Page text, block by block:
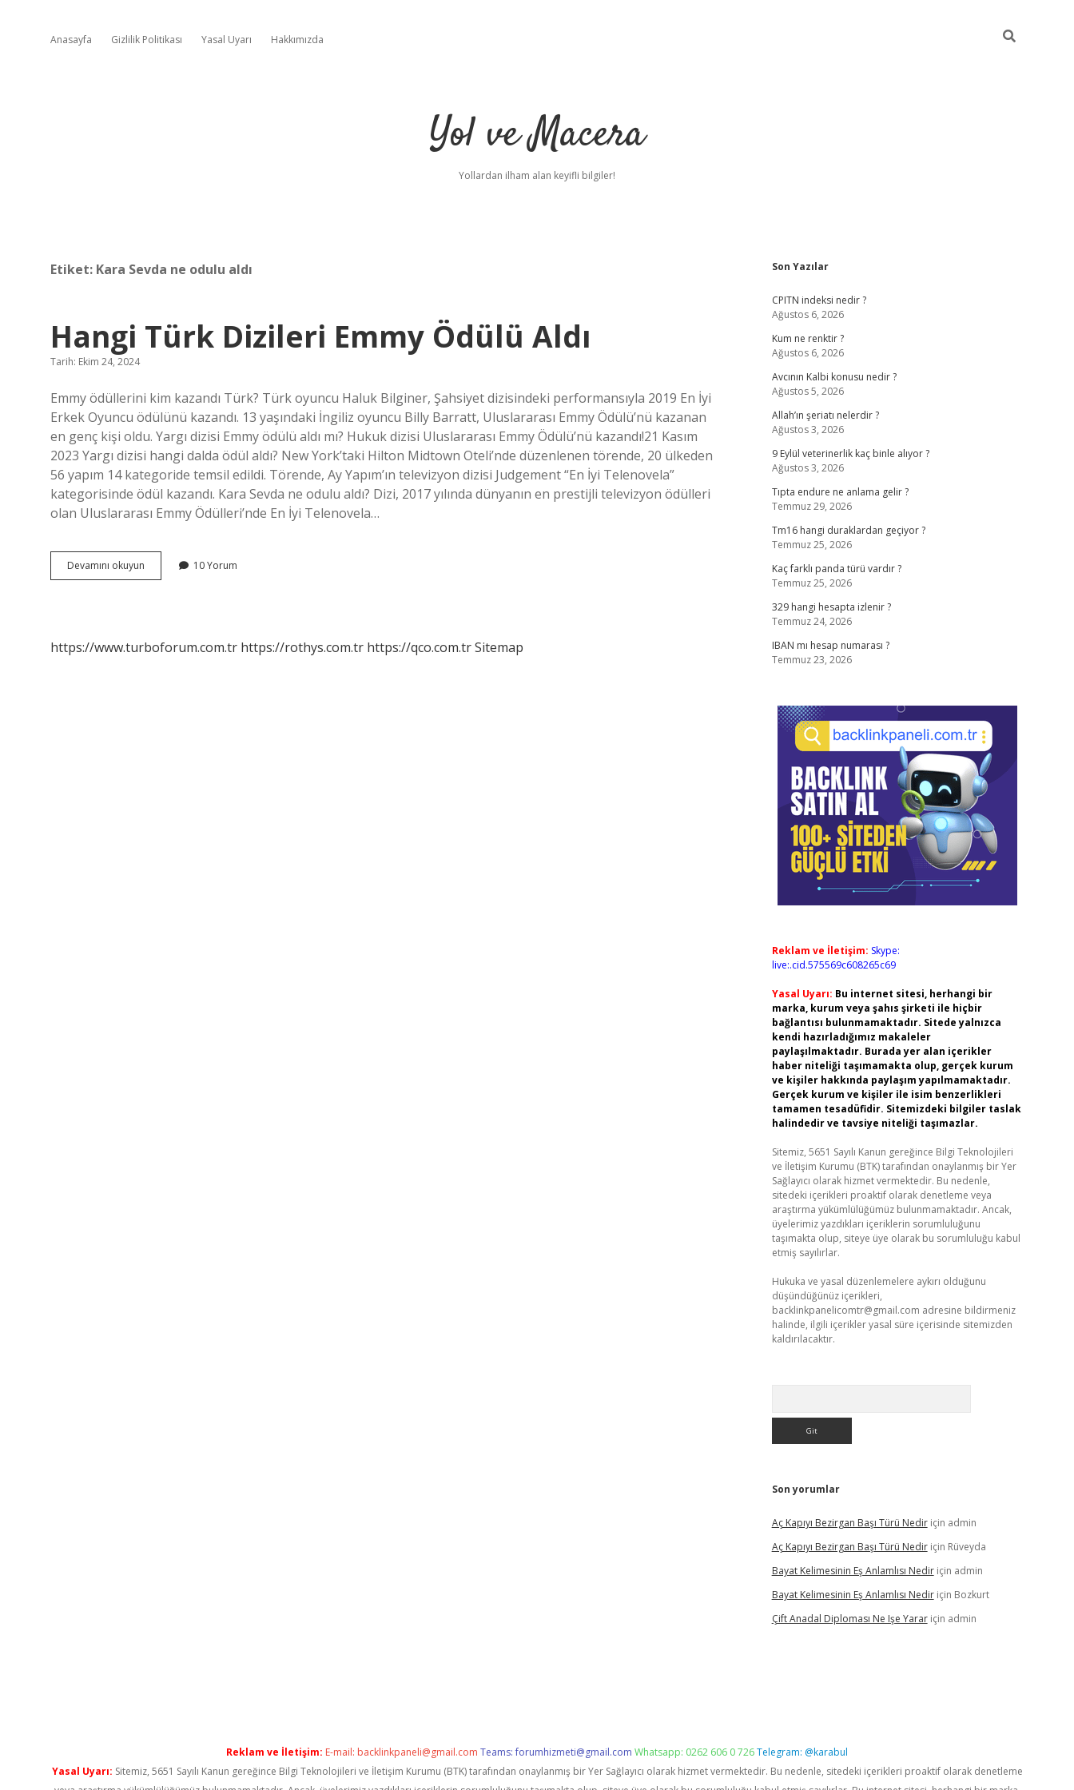
Anasayfa Gizlilik Politikası Yasal Uyarı Hakkımızda
Yol ve Macera
Yollardan ilham alan keyifli bilgiler!
Etiket: Kara Sevda ne odulu aldı
Hangi Türk Dizileri Emmy Ödülü Aldı
Tarih: Ekim 24, 2024
Emmy ödüllerini kim kazandı Türk? Türk oyuncu Haluk Bilginer, Şahsiyet dizisindeki performansıyla 2019 En İyi
Erkek Oyuncu ödülünü kazandı. 13 yaşındaki İngiliz oyuncu Billy Barratt, Uluslararası Emmy Ödülü’nü kazanan
en genç kişi oldu. Yargı dizisi Emmy ödülü aldı mı? Hukuk dizisi Uluslararası Emmy Ödülü’nü kazandı!21 Kasım
2023 Yargı dizisi hangi dalda ödül aldı? New York’taki Hilton Midtown Oteli’nde düzenlenen törende, 20 ülkeden
56 yapım 14 kategoride temsil edildi. Törende, Ay Yapım’ın televizyon dizisi Judgement “En İyi Telenovela”
kategorisinde ödül kazandı. Kara Sevda ne odulu aldı? Dizi, 2017 yılında dünyanın en prestijli televizyon ödülleri
olan Uluslararası Emmy Ödülleri’nde En İyi Telenovela…
Devamını okuyun
Türk
10 Yorum
https://www.turboforum.com.tr https://rothys.com.tr https://qco.com.trSitemap
Sidebar
Son Yazılar
CPITN indeksi nedir ?
Ağustos 6, 2026
Kum ne renktir ?
Ağustos 6, 2026
Avcının Kalbi konusu nedir ?
Ağustos 5, 2026
Allah’ın şeriatı nelerdir ?
Ağustos 3, 2026
9 Eylül veterinerlik kaç binle alıyor ?
Ağustos 3, 2026
Tıpta endure ne anlama gelir ?
Temmuz 29, 2026
Tm16 hangi duraklardan geçiyor ?
Temmuz 25, 2026
Kaç farklı panda türü vardır ?
Temmuz 25, 2026
329 hangi hesapta izlenir ?
Temmuz 24, 2026
IBAN mı hesap numarası ?
Temmuz 23, 2026
Reklam ve İletişim: Skype:
live:.cid.575569c608265c69
Yasal Uyarı: Bu internet sitesi, herhangi bir
marka, kurum veya şahıs şirketi ile hiçbir
bağlantısı bulunmamaktadır. Sitede yalnızca
kendi hazırladığımız makaleler
paylaşılmaktadır. Burada yer alan içerikler
haber niteliği taşımamakta olup, gerçek kurum
ve kişiler hakkında paylaşım yapılmamaktadır.
Gerçek kurum ve kişiler ile isim benzerlikleri
tamamen tesadüfidir. Sitemizdeki bilgiler taslak
halindedir ve tavsiye niteliği taşımazlar.
Sitemiz, 5651 Sayılı Kanun gereğince Bilgi Teknolojileri
ve İletişim Kurumu (BTK) tarafından onaylanmış bir Yer
Sağlayıcı olarak hizmet vermektedir. Bu nedenle,
sitedeki içerikleri proaktif olarak denetleme veya
araştırma yükümlülüğümüz bulunmamaktadır. Ancak,
üyelerimiz yazdıkları içeriklerin sorumluluğunu
taşımakta olup, siteye üye olarak bu sorumluluğu kabul
etmiş sayılırlar.
Hukuka ve yasal düzenlemelere aykırı olduğunu
düşündüğünüz içerikleri,
backlinkpanelicomtr@gmail.com adresine bildirmeniz
halinde, ilgili içerikler yasal süre içerisinde sitemizden
kaldırılacaktır.
Son yorumlar
Aç Kapıyı Bezirgan Başı Türü Nediriçin admin
Aç Kapıyı Bezirgan Başı Türü Nediriçin Rüveyda
Bayat Kelimesinin Eş Anlamlısı Nediriçin admin
Bayat Kelimesinin Eş Anlamlısı Nediriçin Bozkurt
Çift Anadal Diploması Ne Işe Yarariçin admin
Reklam ve İletişim: E-mail: backlinkpaneli@gmail.com Teams:forumhizmeti@gmail.com Whatsapp: 0262 606 0 726Telegram: @karabul
Yasal Uyarı: Sitemiz, 5651 Sayılı Kanun gereğince Bilgi Teknolojileri ve İletişim Kurumu (BTK) tarafından onaylanmış bir Yer Sağlayıcı olarak hizmet vermektedir. Bu nedenle, sitedeki içerikleri proaktif olarak denetleme